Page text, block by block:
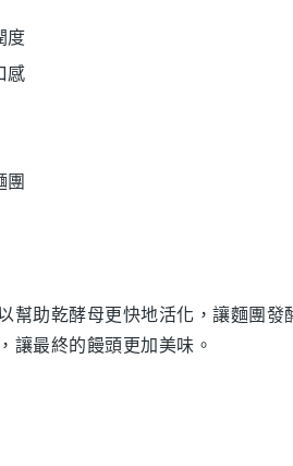
度
感
團
幫助乾酵母更快地活化，讓麵團發
讓最終的饅頭更加美味。